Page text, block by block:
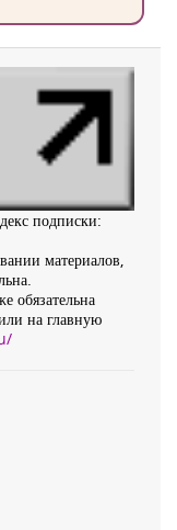
подписки:
материалов,
обязательна
на главную